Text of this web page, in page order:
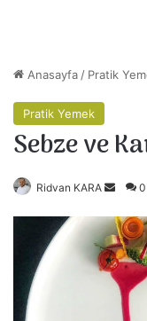
Anasayfa / Pratik
Pratik Yemek
Sebze ve
Ridvan KARA
r
e
-
p
0